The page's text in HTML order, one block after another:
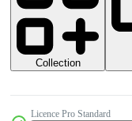
Collection
Licence Pro Standard